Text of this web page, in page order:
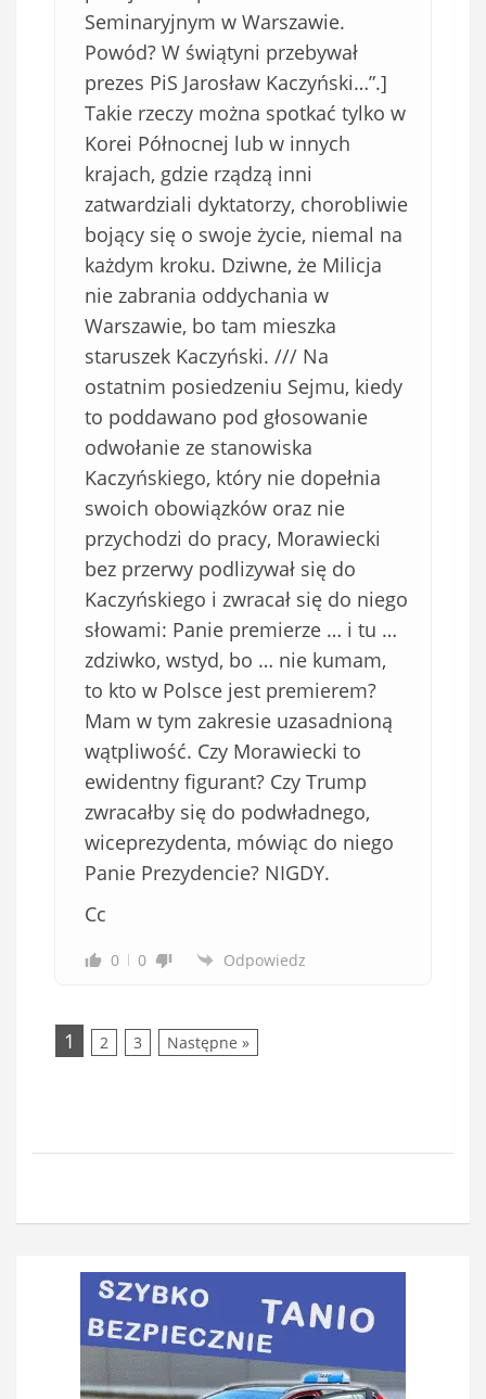
Seminaryjnym w Warszawie.
Powód? W świątyni przebywał
prezes PiS Jarosław Kaczyński…”.]
Takie rzeczy można spotkać tylko w
Korei Północnej lub w innych
krajach, gdzie rządzą inni
zatwardziali dyktatorzy, chorobliwie
bojący się o swoje życie, niemal na
każdym kroku. Dziwne, że Milicja
nie zabrania oddychania w
Warszawie, bo tam mieszka
staruszek Kaczyński. /// Na
ostatnim posiedzeniu Sejmu, kiedy
to poddawano pod głosowanie
odwołanie ze stanowiska
Kaczyńskiego, który nie dopełnia
swoich obowiązków oraz nie
przychodzi do pracy, Morawiecki
bez przerwy podlizywał się do
Kaczyńskiego i zwracał się do niego
słowami: Panie premierze … i tu …
zdziwko, wstyd, bo … nie kumam,
to kto w Polsce jest premierem?
Mam w tym zakresie uzasadnioną
wątpliwość. Czy Morawiecki to
ewidentny figurant? Czy Trump
zwracałby się do podwładnego,
wiceprezydenta, mówiąc do niego
Panie Prezydencie? NIGDY.
Cc
0 0 Odpowiedz
1 2 3 Następne »